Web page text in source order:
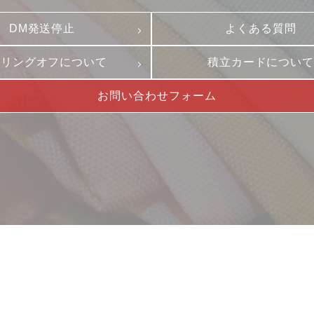
DM発送停止 よくある質問
ングオフについて 積立カードについて
お問い合わせフォーム